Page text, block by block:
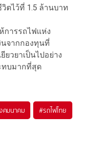
ตไว้ที่ 1.5 ล้านบาท
การรถไฟแห่ง
นจากกองทุนที่
ยวยาเป็นไปอย่าง
ทบมากที่สุด
คมนาคม #รถไฟไทย